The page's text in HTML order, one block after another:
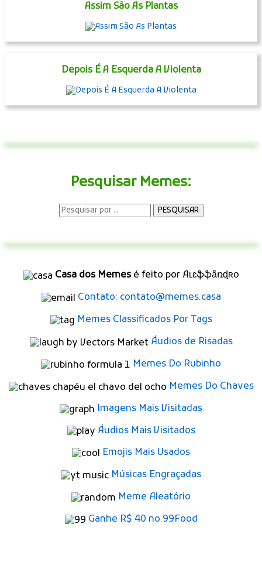
Assim São As Plantas
Depois É A Esquerda A Violenta
Pesquisar Memes:
Casa dos Memesé feito por Aʟɛֆֆǟռɖʀօ
Contato: contato@memes.casa
Memes Classificados Por Tags
Áudios de Risadas
Memes Do Rubinho
Memes Do Chaves
Imagens Mais Visitadas
Áudios Mais Visitados
Emojis Mais Usados
Músicas Engraçadas
Meme Aleatório
Ganhe R$ 40 no 99Food